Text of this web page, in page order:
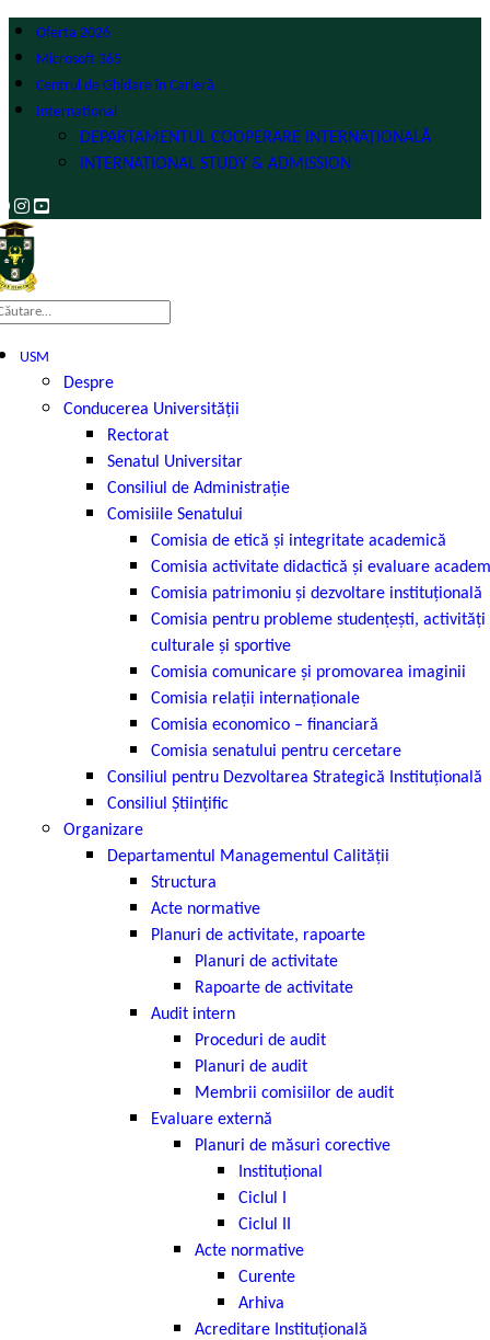
Oferta 2026
Microsoft 365
Centrul de Ghidare în Carieră
International
DEPARTAMENTUL COOPERARE INTERNAȚIONALĂ
INTERNATIONAL STUDY & ADMISSION
USM
Despre
Conducerea Universității
Rectorat
Senatul Universitar
Consiliul de Administrație
Comisiile Senatului
Comisia de etică şi integritate academică
Comisia activitate didactică şi evaluare
Comisia patrimoniu şi dezvoltare instituţională
Comisia pentru probleme studenţeşti, activităţi
culturale şi sportive
Comisia comunicare și promovarea imaginii
Comisia relaţii internaţionale
Comisia economico – financiară
Comisia senatului pentru cercetare
Consiliul pentru Dezvoltarea Strategică Instituțională
Consiliul Științific
Organizare
Departamentul Managementul Calității
Structura
Acte normative
Planuri de activitate, rapoarte
Planuri de activitate
Rapoarte de activitate
Audit intern
Proceduri de audit
Planuri de audit
Membrii comisiilor de audit
Evaluare externă
Planuri de măsuri corective
Instituțional
Ciclul I
Ciclul II
Acte normative
Curente
Arhiva
Acreditare Instituțională